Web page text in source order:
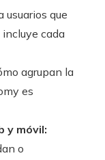
usuarios que
cada
agrupan la
es
y móvil:
o